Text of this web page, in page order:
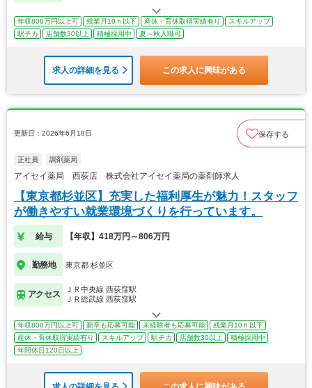
年収800万円以上可 残業月10ｈ以下 産休・育休取得実績有り
スキルアップ
駅チカ
店舗数30以上 積極採用中 夏～秋入職可
求人の詳細を見る この求人に興味がある
更新日：2026年6月18日 保存する
正社員 調剤薬局
アイセイ薬局 西荻店 株式会社アイセイ薬局の薬剤師求人
【東京都杉並区】充実した福利厚生が魅力！スタッフ
が働きやすい就業環境づくりを行っています。
給与 【年収】418万円～806万円
勤務地 東京都 杉並区
アクセス
ＪＲ中央線 西荻窪駅
ＪＲ総武線 西荻窪駅
年収800万円以上可 新卒も応募可能 未経験者も応募可能
残業月10ｈ以下
産休・育休取得実績有り
スキルアップ 駅チカ 店舗数30以上
積極採用中
年間休日120日以上